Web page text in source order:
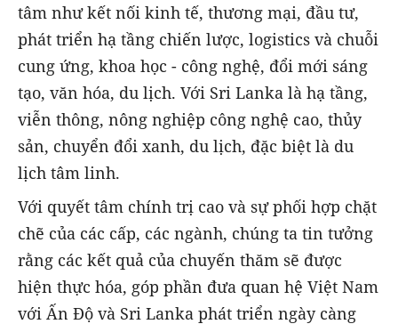
tâm như kết nối kinh tế, thương mại, đầu tư,
phát triển hạ tầng chiến lược, logistics và chuỗi
cung ứng, khoa học - công nghệ, đổi mới sáng
tạo, văn hóa, du lịch. Với Sri Lanka là hạ tầng,
viễn thông, nông nghiệp công nghệ cao, thủy
sản, chuyển đổi xanh, du lịch, đặc biệt là du
lịch tâm linh.
Với quyết tâm chính trị cao và sự phối hợp chặt
chẽ của các cấp, các ngành, chúng ta tin tưởng
rằng các kết quả của chuyến thăm sẽ được
hiện thực hóa, góp phần đưa quan hệ Việt Nam
với Ấn Độ và Sri Lanka phát triển ngày càng